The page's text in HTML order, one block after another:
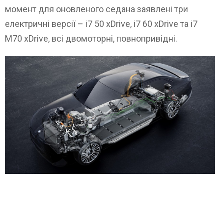
момент для оновленого седана заявлені три
електричні версії – i7 50 xDrive, i7 60 xDrive та i7
M70 xDrive, всі двомоторні, повнопривідні.